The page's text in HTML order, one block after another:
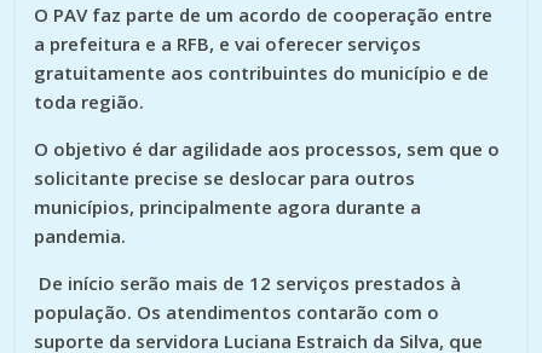
O PAV faz parte de um acordo de cooperação entre
a prefeitura e a RFB, e vai oferecer serviços
gratuitamente aos contribuintes do município e de
toda região.
O objetivo é dar agilidade aos processos, sem que o
solicitante precise se deslocar para outros
municípios, principalmente agora durante a
pandemia.
De início serão mais de 12 serviços prestados à
população. Os atendimentos contarão com o
suporte da servidora Luciana Estraich da Silva, que